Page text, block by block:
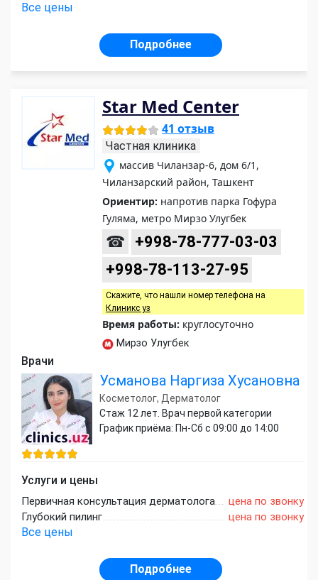
Все цены
Подробнее
Star Med Center
41 отзыв
Частная клиника
массив Чиланзар-6, дом 6/1,
Чиланзарский район, Ташкент
Ориентир: напротив парка Гофура
Гуляма, метро Мирзо Улугбек
☎
+998-78-777-03-03
+998-78-113-27-95
Скажите, что нашли номер телефона на
Клиникс уз
Время работы: круглосуточно
Мирзо Улугбек
Врачи
Усманова Наргиза Хусановна
Косметолог, Дерматолог
Стаж 12 лет. Врач первой категории
График приёма: Пн-Сб с 09:00 до 14:00
Услуги и цены
Первичная консультация дерматолога
цена по звонку
Глубокий пилинг
цена по звонку
Все цены
Подробнее